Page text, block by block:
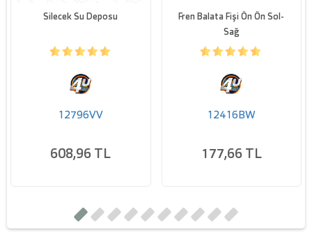
Silecek Su Deposu
12796VV
608,96 TL
Fren Balata Fişi Ön Ön Sol-
Sağ
12416BW
177,66 TL